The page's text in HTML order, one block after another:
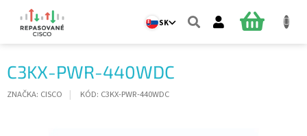
obsah
SK
C3KX-PWR-440WDC
ZNAČKA: CISCO KÓD: C3KX-PWR-440WDC